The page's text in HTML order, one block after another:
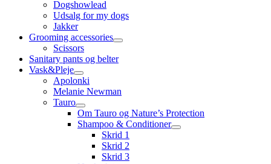
Dogshowlead
Udsalg for my dogs
Jakker
Grooming accessories
Scissors
Sanitary pants og belter
Vask&Pleje
Apolonki
Melanie Newman
Tauro
Om Tauro og Nature’s Protection
Shampoo & Conditioner
Skrid 1
Skrid 2
Skrid 3